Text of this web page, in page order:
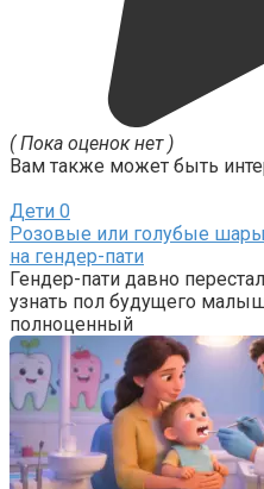
( Пока оценок нет )
Вам также может быть
Дети 0
Розовые или голубые
на гендер-пати
Гендер-пати давно
узнать пол будущего
полноценный